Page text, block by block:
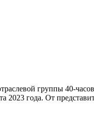
группы 40-
года. От